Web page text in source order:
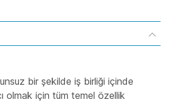
bir şekilde iş birliği içinde
olmak için tüm temel özellik